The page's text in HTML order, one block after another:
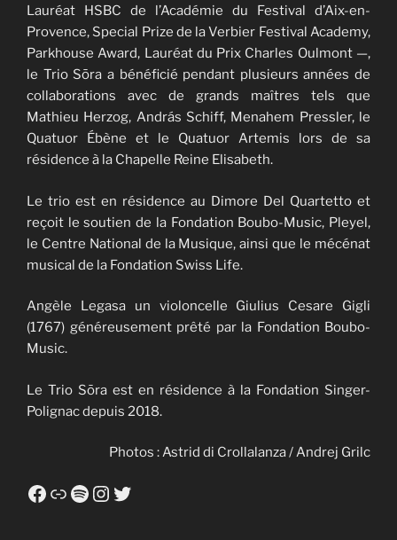
Lauréat HSBC de l’Académie du Festival d’Aix-en-
Provence, Special Prize de la Verbier Festival Academy,
Parkhouse Award, Lauréat du Prix Charles Oulmont —,
le Trio Sōra a bénéficié pendant plusieurs années de
collaborations avec de grands maîtres tels que
Mathieu Herzog, András Schiff, Menahem Pressler, le
Quatuor Ébène et le Quatuor Artemis lors de sa
résidence à la Chapelle Reine Elisabeth.
Le trio est en résidence au Dimore Del Quartetto et
reçoit le soutien de la Fondation Boubo-Music, Pleyel,
le Centre National de la Musique, ainsi que le mécénat
musical de la Fondation Swiss Life.
Angèle Legasa un violoncelle Giulius Cesare Gigli
(1767) généreusement prêté par la Fondation Boubo-
Music.
Le Trio Sōra est en résidence à la Fondation Singer-
Polignac depuis 2018.
Photos : Astrid di Crollalanza / Andrej Grilc
Facebook
LinkSpotify
Instagram
Twitter